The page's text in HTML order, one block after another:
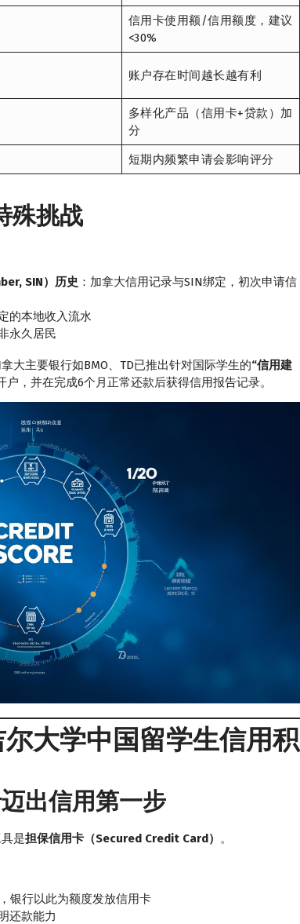
信用卡使用额/信用额度，建议
<30%
账户存在时间越长越有利
多样化产品（信用卡+贷款）加
分
短期内频繁申请会影响评分
殊挑战
SIN）历史 ：加拿大信用记录与SIN绑定，初次申请信
的本地收入流水
永久居民
大主要银行如BMO、TD已推出针对国际学生的“信用建
户，并在完成6个月正常还款后获得信用报告记录。
大学中国留学生信用积
出信用第一步
是担保信用卡（Secured Credit Card） 。
银行以此为额度发放信用卡
还款能力